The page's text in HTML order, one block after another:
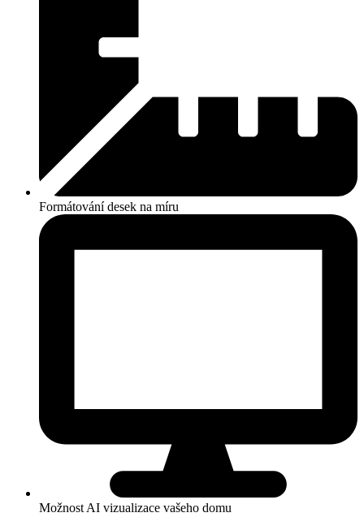
Formátování desek na míru
Možnost AI vizualizace vašeho domu